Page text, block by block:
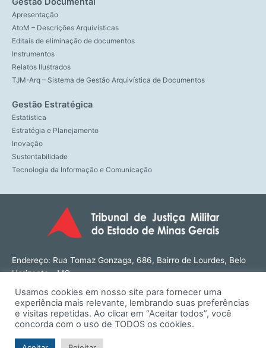
Apresentação
AtoM – Descrições Arquivísticas
Editais de eliminação de documentos
Instrumentos
Relatos Ilustrados
TJM-Arq – Sistema de Gestão Arquivística de Documentos
Gestão Estratégica
Estatística
Estratégia e Planejamento
Inovação
Sustentabilidade
Tecnologia da Informação e Comunicação
Endereço: Rua Tomaz Gonzaga, 686, Bairro de Lourdes, Belo
Horizonte - MG
Tel: (31) 3274-1566
Contato: ouvidoria@tjmmg.jus.br
Funcionamento: Segunda a Sexta, das 8h às 18h
Usamos cookies em nosso site para fornecer uma
experiência mais relevante, lembrando suas preferências
e visitas repetidas. Ao clicar em “Aceitar todos”, você
concorda com o uso de TODOS os cookies.